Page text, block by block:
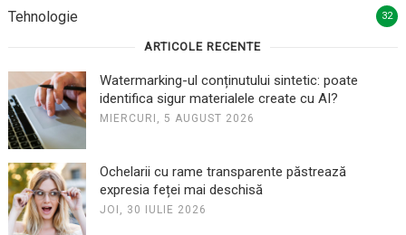
Tehnologie 32
ARTICOLE RECENTE
Watermarking-ul conținutului sintetic: poate
identifica sigur materialele create cu AI?
MIERCURI, 5 AUGUST 2026
Ochelarii cu rame transparente păstrează
expresia feței mai deschisă
JOI, 30 IULIE 2026